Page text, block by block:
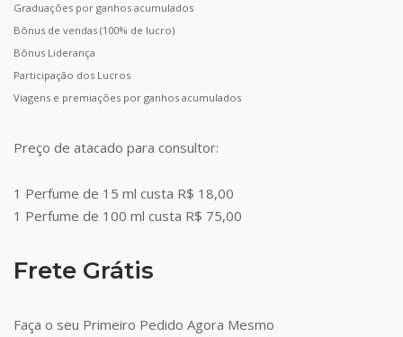
Graduações por ganhos acumulados
Bônus de vendas (100% de lucro)
Bônus Liderança
Participação dos Lucros
Viagens e premiações por ganhos acumulados
Preço de atacado para consultor:
1 Perfume de 15 ml custa R$ 18,00
1 Perfume de 100 ml custa R$ 75,00
Frete Grátis
Faça o seu Primeiro Pedido Agora Mesmo